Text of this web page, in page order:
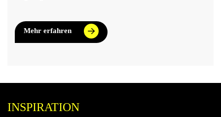
Mehr erfahren
INSPIRATION